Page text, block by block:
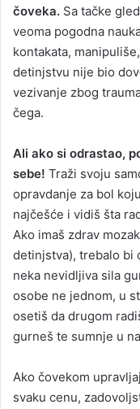
čoveka. Sa tačke
veoma pogodna
kontakata,
detinjstvu nije bio
vezivanje zbog
čega.
Ali ako si odrastao,
sebe! Traži svoju
opravdanje za bol
najčešće i vidiš šta
Ako imaš zdrav
detinjstva), trebalo bi
neka nevidljiva sila
osobe ne jednom, u
osetiš da drugom
gurneš te sumnje u
Ako čovekom
svaku cenu,